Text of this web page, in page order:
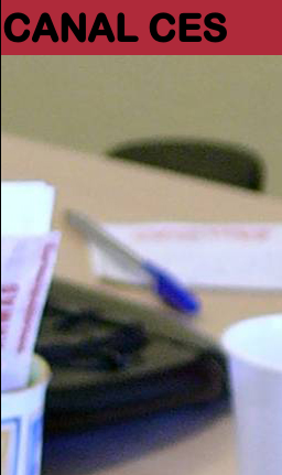
CANAL CES